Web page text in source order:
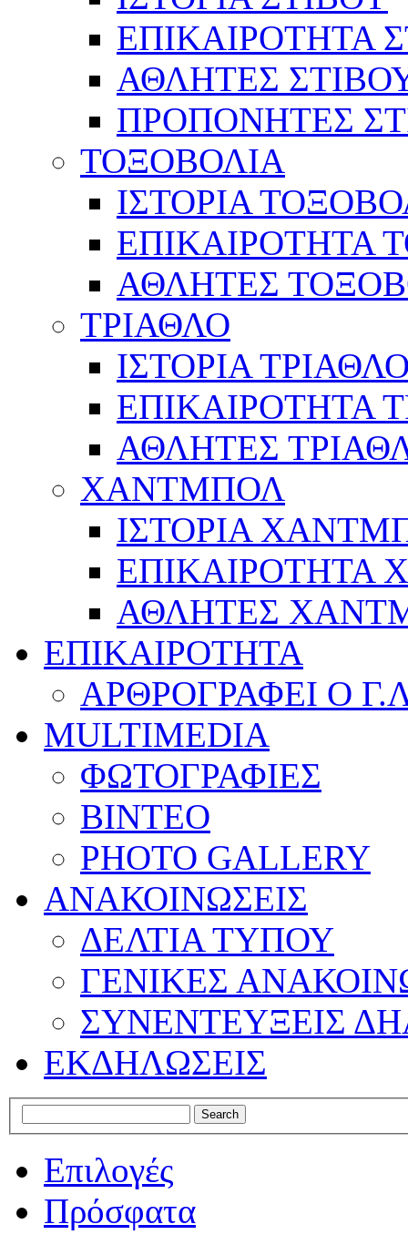
ΕΠΙΚΑΙΡΟΤΗΤΑ
ΑΘΛΗΤΕΣ
ΠΡΟΠΟΝΗΤΕΣ
ΤΟΞΟΒΟΛΙΑ
ΙΣΤΟΡΙΑ
ΕΠΙΚΑΙΡΟΤΗΤΑ
ΑΘΛΗΤΕΣ
ΤΡΙΑΘΛΟ
ΙΣΤΟΡΙΑ
ΕΠΙΚΑΙΡΟΤΗΤΑ
ΑΘΛΗΤΕΣ
ΧΑΝΤΜΠΟΛ
ΙΣΤΟΡΙΑ
ΕΠΙΚΑΙΡΟΤΗΤΑ
ΑΘΛΗΤΕΣ
ΕΠΙΚΑΙΡΟΤΗΤΑ
ΑΡΘΡΟΓΡΑΦΕΙ Ο
MULTIMEDIA
ΦΩΤΟΓΡΑΦΙΕΣ
ΒΙΝΤΕΟ
PHOTO GALLERY
ΑΝΑΚΟΙΝΩΣΕΙΣ
ΔΕΛΤΙΑ ΤΥΠΟΥ
ΓΕΝΙΚΕΣ
ΣΥΝΕΝΤΕΥΞΕΙΣ
ΕΚΔΗΛΩΣΕΙΣ
Επιλογές
Πρόσφατα